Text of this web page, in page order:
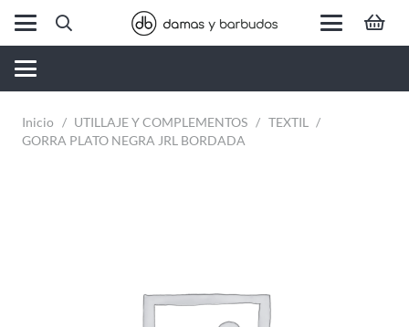
Inicio / UTILLAJE Y COMPLEMENTOS / TEXTIL
/
GORRA PLATO NEGRA JRL BORDADA